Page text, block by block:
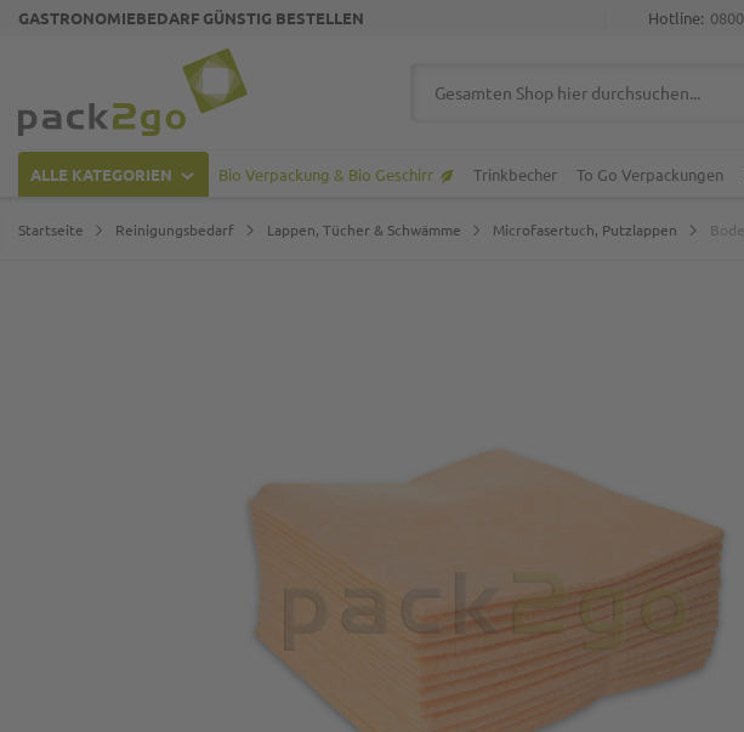
GASTRONOMIEBEDARF GÜNSTIG BESTELLEN Hotline:
ALLE KATEGORIEN Bio Verpackung & Bio Geschirr Trinkbecher To Go Verpackungen
Startseite Reinigungsbedarf Lappen, Tücher & Schwämme Microfasertuch, Putzlappen